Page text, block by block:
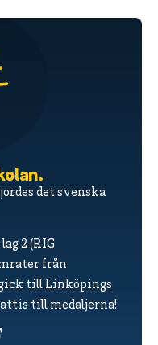
det svenska
2 (RIG
från
gick till Linköpings
till medaljerna!